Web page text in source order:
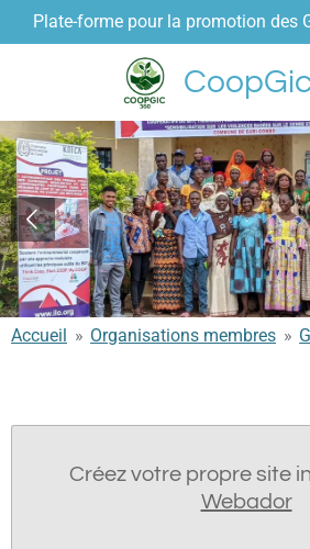
Passer
au
Plate-forme pour la promotion des
Accueil » Organisations membres »
Créez votre propre site
Webador